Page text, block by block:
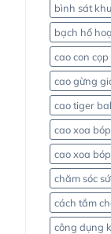
bình sát
bạch hổ
cao con cọp
cao gừng
cao tiger
cao xoa
cao xoa
chăm sóc
cách tắm
công dụng